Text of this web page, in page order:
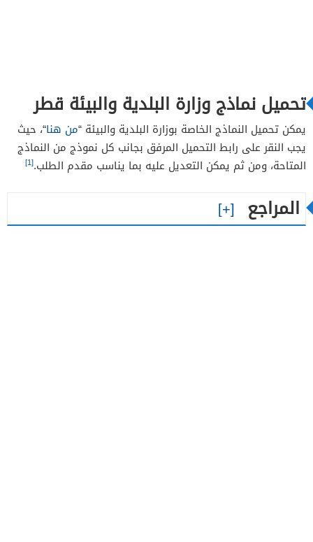
تحميل نماذج وزارة البلدية والبيئة قطر
يمكن تحميل النماذج الخاصة بوزارة البلدية والبيئة “من هنا“، حيث
يجب النقر على رابط التحميل المرفق بجانب كل نموذج من النماذج
المتاحة، ومن ثم يمكن التعديل عليه بما يناسب مقدم الطلب.[1]
المراجع